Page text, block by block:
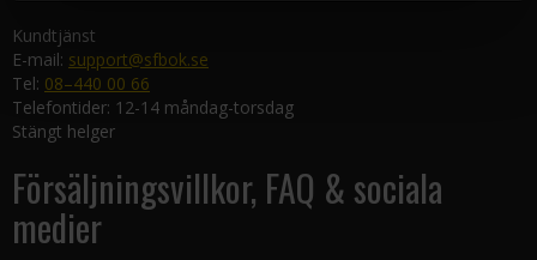
Kundtjänst
E-mail: support@sfbok.se
Tel: 08–440 00 66
Telefontider: 12-14 måndag-torsdag
Stängt helger
Försäljningsvillkor, FAQ & sociala
medier